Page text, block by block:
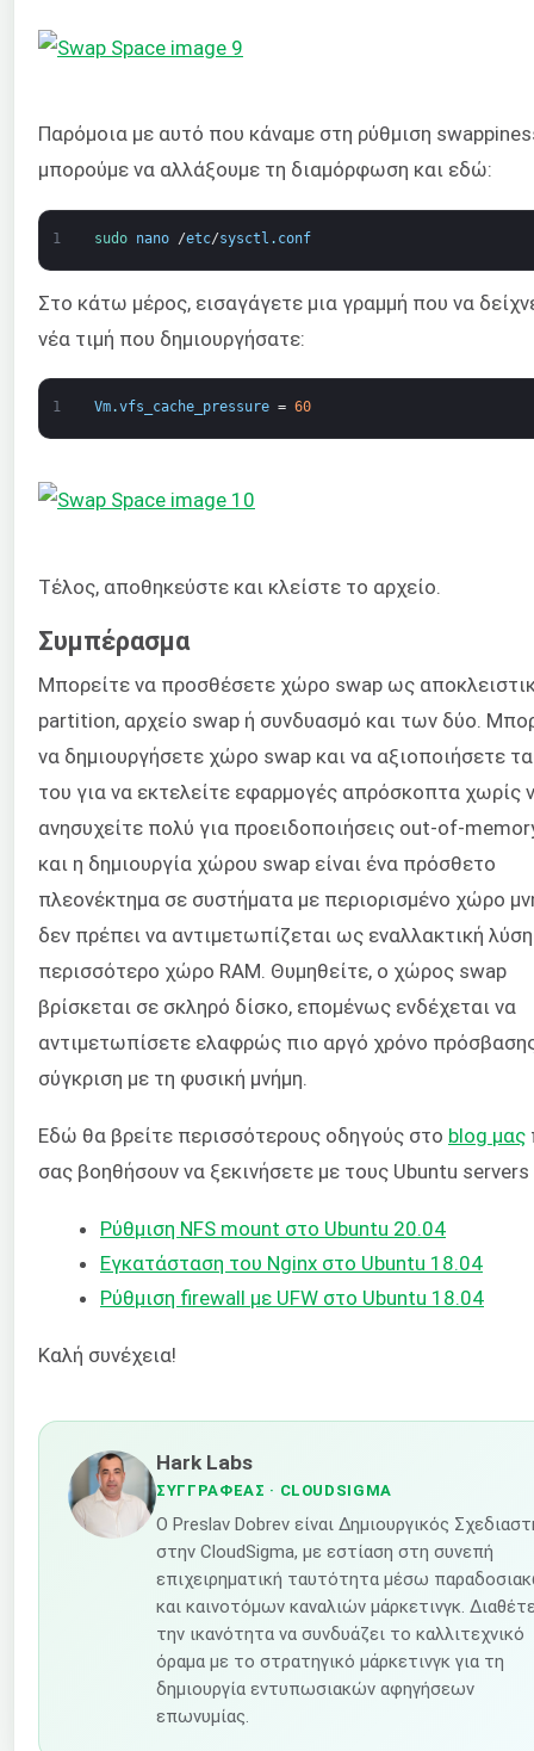
Παρόμοια με αυτό που κάναμε στη ρύθμιση
μπορούμε να αλλάξουμε τη διαμόρφωση και εδώ:
1 sudo nano /etc/sysctl . conf
Στο κάτω μέρος, εισαγάγετε μια γραμμή που να
νέα τιμή που δημιουργήσατε:
1 Vm.vfs_cache_pressure = 60
Τέλος, αποθηκεύστε και κλείστε το αρχείο.
Συμπέρασμα
Μπορείτε να προσθέσετε χώρο swap ως
partition, αρχείο swap ή συνδυασμό και των δύο.
να δημιουργήσετε χώρο swap και να αξιοποιήσετε
του για να εκτελείτε εφαρμογές απρόσκοπτα χωρίς
ανησυχείτε πολύ για προειδοποιήσεις out-of-
και η δημιουργία χώρου swap είναι ένα πρόσθετο
πλεονέκτημα σε συστήματα με περιορισμένο χώρο
δεν πρέπει να αντιμετωπίζεται ως εναλλακτική
περισσότερο χώρο RAM. Θυμηθείτε, ο χώρος swap
βρίσκεται σε σκληρό δίσκο, επομένως ενδέχεται να
αντιμετωπίσετε ελαφρώς πιο αργό χρόνο
σύγκριση με τη φυσική μνήμη.
Εδώ θα βρείτε περισσότερους οδηγούς στο blog μας
σας βοηθήσουν να ξεκινήσετε με τους Ubuntu
Ρύθμιση NFS mount στο Ubuntu 20.04
Εγκατάσταση του Nginx στο Ubuntu 18.04
Ρύθμιση firewall με UFW στο Ubuntu 18.04
Καλή συνέχεια!
Hark Labs
ΣΥΓΓΡΑΦΈΑΣ · CLOUDSIGMA
Ο Preslav Dobrev είναι Δημιουργικός
στην CloudSigma, με εστίαση στη συνεπή
επιχειρηματική ταυτότητα μέσω
και καινοτόμων καναλιών μάρκετινγκ.
την ικανότητα να συνδυάζει το καλλιτεχνικό
όραμα με το στρατηγικό μάρκετινγκ για τη
δημιουργία εντυπωσιακών αφηγήσεων
επωνυμίας.